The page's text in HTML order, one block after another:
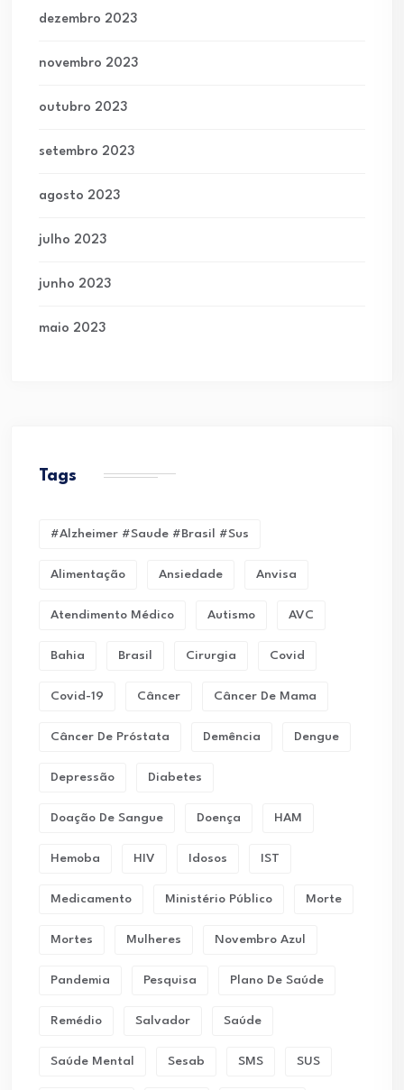
dezembro 2023
novembro 2023
outubro 2023
setembro 2023
agosto 2023
julho 2023
junho 2023
maio 2023
Tags
#alzheimer #saude #brasil #sus
Alimentação Ansiedade Anvisa
Atendimento Médico Autismo AVC
Bahia Brasil Cirurgia Covid
Covid-19 Câncer Câncer De Mama
Câncer De Próstata Demência Dengue
Depressão Diabetes
Doação De Sangue Doença HAM
Hemoba HIV Idosos IST
Medicamento Ministério Público Morte
Mortes Mulheres Novembro Azul
Pandemia Pesquisa Plano De Saúde
Remédio Salvador Saúde
Saúde Mental Sesab SMS SUS